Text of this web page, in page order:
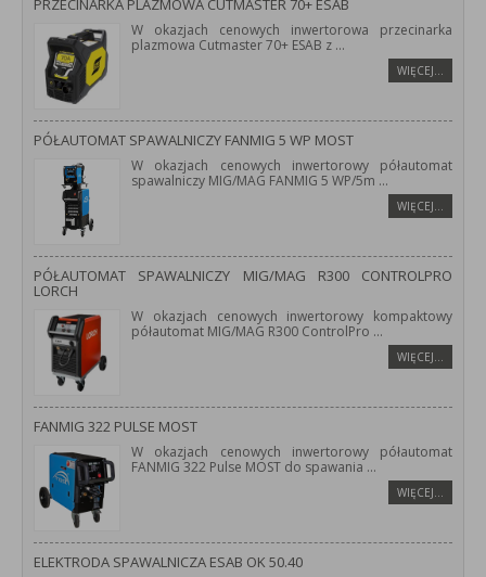
PRZECINARKA PLAZMOWA CUTMASTER 70+ ESAB
W okazjach cenowych inwertorowa przecinarka
plazmowa Cutmaster 70+ ESAB z ...
WIĘCEJ…
PÓŁAUTOMAT SPAWALNICZY FANMIG 5 WP MOST
W okazjach cenowych inwertorowy półautomat
spawalniczy MIG/MAG FANMIG 5 WP/5m ...
WIĘCEJ…
PÓŁAUTOMAT SPAWALNICZY MIG/MAG R300 CONTROLPRO
LORCH
W okazjach cenowych inwertorowy kompaktowy
półautomat MIG/MAG R300 ControlPro ...
WIĘCEJ…
FANMIG 322 PULSE MOST
W okazjach cenowych inwertorowy półautomat
FANMIG 322 Pulse MOST do spawania ...
WIĘCEJ…
ELEKTRODA SPAWALNICZA ESAB OK 50.40